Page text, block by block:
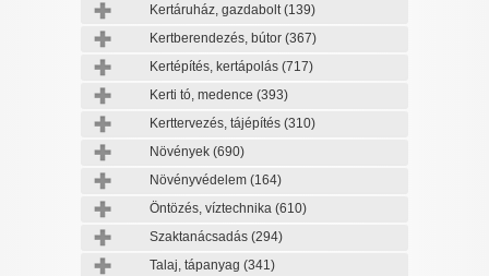
Kertáruház, gazdabolt(139)
Kertberendezés, bútor (367)
Kertépítés, kertápolás (717)
Kerti tó, medence (393)
Kerttervezés, tájépítés (310)
Növények (690)
Növényvédelem (164)
Öntözés, víztechnika (610)
Szaktanácsadás (294)
Talaj, tápanyag (341)